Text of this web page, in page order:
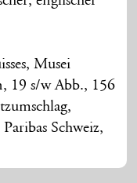
Musei
19 s/w Abb., 156
Schweiz,